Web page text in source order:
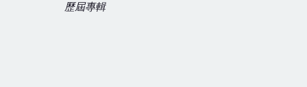
歷屆專輯